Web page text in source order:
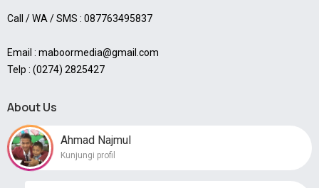
Call / WA / SMS : 087763495837
Email : maboormedia@gmail.com
Telp : (0274) 2825427
About Us
Ahmad Najmul
Kunjungi profil